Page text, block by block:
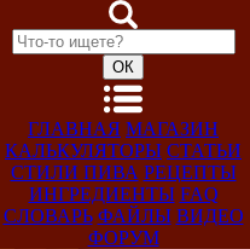
ГЛАВНАЯ МАГАЗИН
КАЛЬКУЛЯТОРЫ СТАТЬИ
СТИЛИ ПИВА РЕЦЕПТЫ
ИНГРЕДИЕНТЫ FAQ
СЛОВАРЬ ФАЙЛЫ ВИДЕО
ФОРУМ